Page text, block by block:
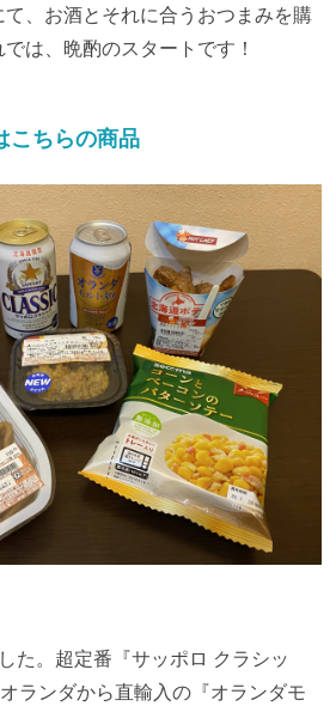
、お酒とそれに合うおつまみを購
は、晩酌のスタートです！
こちらの商品
た。超定番『サッポロ クラシッ
ランダから直輸入の『オランダモ